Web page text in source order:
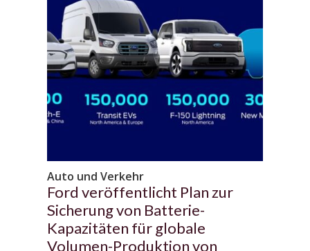
Auto und Verkehr
Ford veröffentlicht Plan zur
Sicherung von Batterie-
Kapazitäten für globale
Volumen-Produktion von